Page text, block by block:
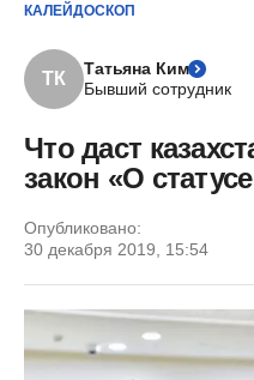
КАЛЕЙДОСКОП
ТК
Татьяна Ким
Бывший сотрудник
Что даст
закон «О
Опубликовано:
30 декабря 2019, 15:54